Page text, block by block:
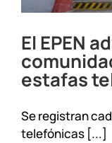
El EPEN
estafas
Se registran
telefónicas [...]